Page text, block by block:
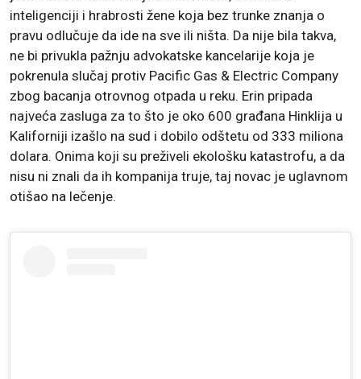
inteligenciji i hrabrosti žene koja bez trunke znanja o
pravu odlučuje da ide na sve ili ništa. Da nije bila takva,
ne bi privukla pažnju advokatske kancelarije koja je
pokrenula slučaj protiv Pacific Gas & Electric Company
zbog bacanja otrovnog otpada u reku. Erin pripada
najveća zasluga za to što je oko 600 građana Hinklija u
Kaliforniji izašlo na sud i dobilo odštetu od 333 miliona
dolara. Onima koji su preživeli ekološku katastrofu, a da
nisu ni znali da ih kompanija truje, taj novac je uglavnom
otišao na lečenje.